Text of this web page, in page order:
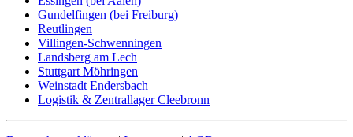
Gundelfingen (bei Freiburg)
Reutlingen
Villingen-Schwenningen
Landsberg am Lech
Stuttgart Möhringen
Weinstadt Endersbach
Logistik & Zentrallager Cleebronn